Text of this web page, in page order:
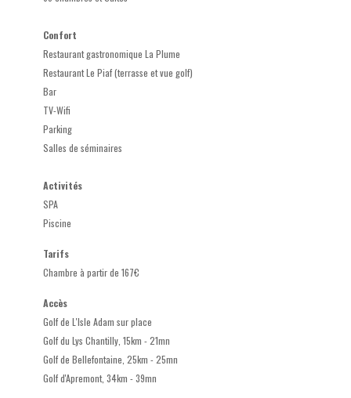
Confort
Restaurant gastronomique La Plume
Restaurant Le Piaf (terrasse et vue golf)
Bar
TV-Wifi
Parking
Salles de séminaires
Activités
SPA
Piscine
Tarifs
Chambre à partir de 167€
Accès
Golf de L'Isle Adam sur place
Golf du Lys Chantilly, 15km - 21mn
Golf de Bellefontaine, 25km - 25mn
Golf d'Apremont, 34km - 39mn